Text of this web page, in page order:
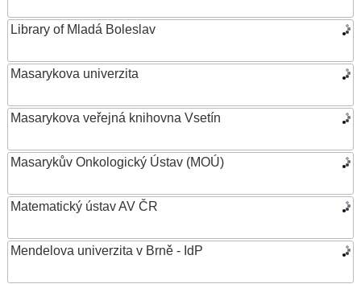
Library of Mladá Boleslav
Masarykova univerzita
Masarykova veřejná knihovna Vsetín
Masarykův Onkologický Ústav (MOÚ)
Matematický ústav AV ČR
Mendelova univerzita v Brně - IdP